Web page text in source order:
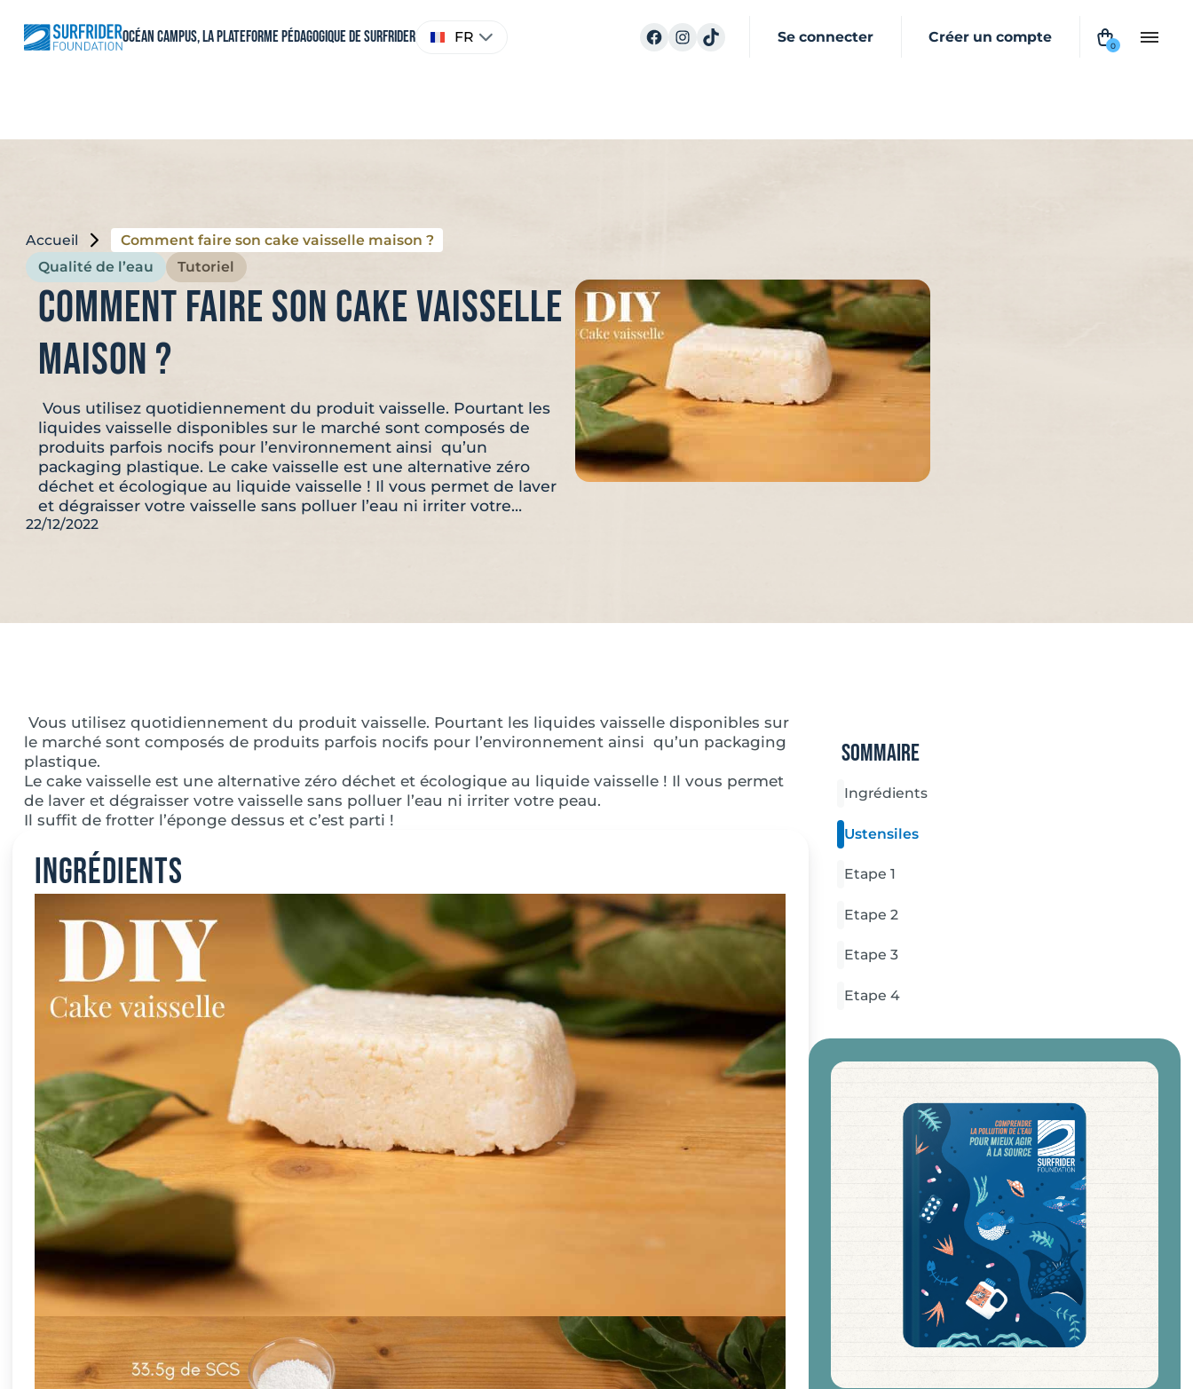
contenu
Océan Campus, La plateforme pédagogique de SurfriderChoisir
une
FR Facebook
Instagram
TikTokSe connecter Créer un compte
0
Accueil
Comment faire son cake vaisselle maison ?
Qualité de l’eau
Tutoriel
Comment faire son cake vaisselle
maison ?
Vous utilisez quotidiennement du produit vaisselle. Pourtant les
liquides vaisselle disponibles sur le marché sont composés de
produits parfois nocifs pour l’environnement ainsi qu’un
packaging plastique. Le cake vaisselle est une alternative zéro
déchet et écologique au liquide vaisselle ! Il vous permet de laver
et dégraisser votre vaisselle sans polluer l’eau ni irriter votre…
22/12/2022
Vous utilisez quotidiennement du produit vaisselle. Pourtant les liquides vaisselle disponibles sur
le marché sont composés de produits parfois nocifs pour l’environnement ainsi qu’un packaging
plastique.
Le cake vaisselle est une alternative zéro déchet et écologique au liquide vaisselle ! Il vous permet
de laver et dégraisser votre vaisselle sans polluer l’eau ni irriter votre peau.
Il suffit de frotter l’éponge dessus et c’est parti !
Ingrédients
Sommaire
Ingrédients
Ustensiles
Etape 1
Etape 2
Etape 3
Etape 4